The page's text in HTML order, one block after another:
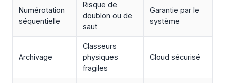
Numérotation
séquentielle
Risque de
doublon ou de
saut
Garantie par le
système
Archivage
Classeurs
physiques
fragiles
Cloud sécurisé